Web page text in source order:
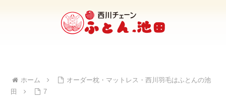
ホーム
オーダー枕・マットレス・西川羽毛はふとんの池
田
7